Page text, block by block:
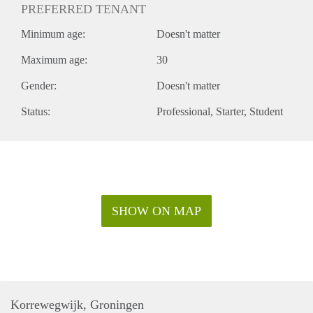
Indien u vragen heeft of een bezichtiging wilt neem dan
Kamer is momenteel leeg en is dan ook per direct
beschikbaar
PREFERRED TENANT
Minimum age: Doesn't matter
Maximum age: 30
Gender: Doesn't matter
Status: Professional Starter Student
SHOW ON MAP
Korrewegwijk, Groningen